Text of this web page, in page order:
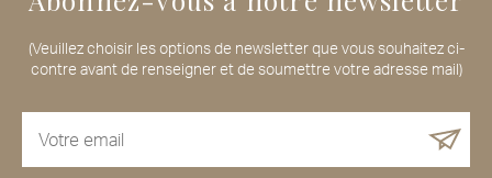
(Veuillez choisir les options de newsletter que vous souhaitez ci-
contre avant de renseigner et de soumettre votre adresse mail)